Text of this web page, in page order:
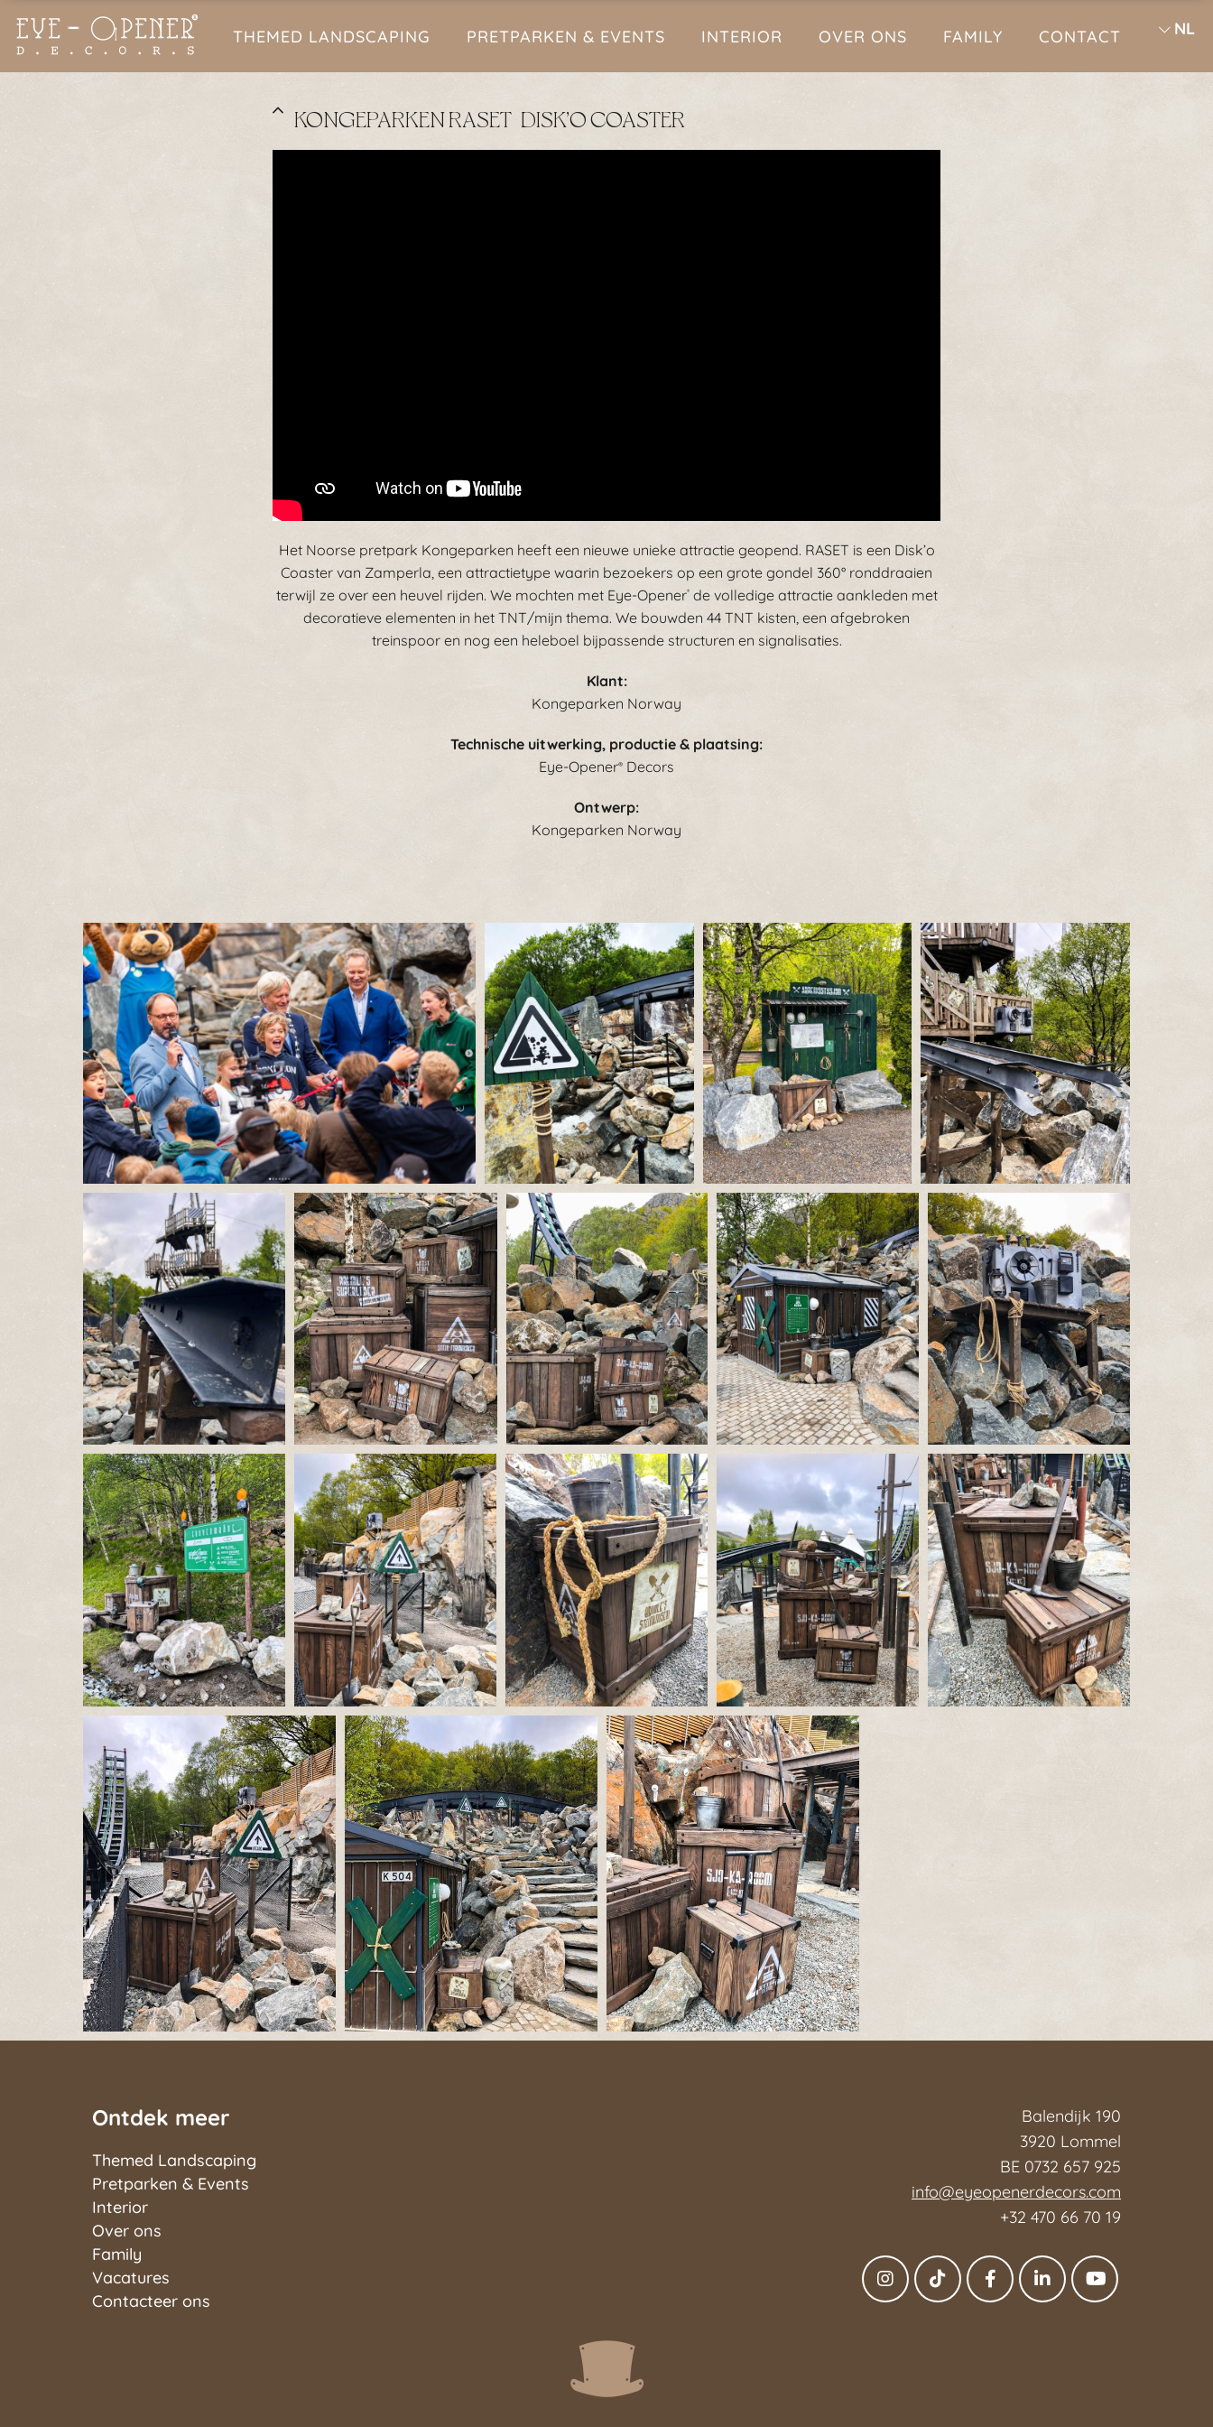
THEMED LANDSCAPING PRETPARKEN & EVENTS INTERIOR OVER ONS FAMILY CONTACT NL
KONGEPARKEN RASET | DISK’O COASTER
Het Noorse pretpark Kongeparken heeft een nieuwe unieke attractie geopend. RASET is een Disk’o
Coaster van Zamperla, een attractietype waarin bezoekers op een grote gondel 360° ronddraaien
terwijl ze over een heuvel rijden. We mochten met Eye-Opener®de volledige attractie aankleden met
decoratieve elementen in het TNT/mijn thema. We bouwden 44 TNT kisten, een afgebroken
treinspoor en nog een heleboel bijpassende structuren en signalisaties.
Klant:
Kongeparken Norway
Technische uitwerking, productie & plaatsing:
Eye-Opener® Decors
Ontwerp:
Kongeparken Norway
Ontdek meer
Themed Landscaping
Pretparken & Events
Interior
Over ons
Family
Vacatures
Contacteer ons
Balendijk 190
3920 Lommel
BE 0732 657 925
info@eyeopenerdecors.com
+32 470 66 70 19